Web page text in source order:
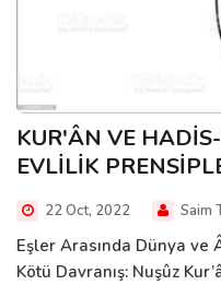
KUR'ÂN VE
EVLİLİK
22 Oct, 2022 Saim
Eşler Arasında Dünya ve
Kötü Davranış: Nuşûz